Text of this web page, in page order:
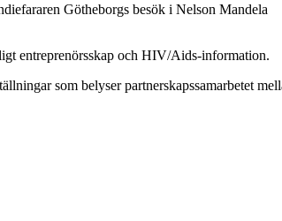
Götheborgs besök i Nelson Mandela
entreprenörsskap och HIV/Aids-information.
som belyser partnerskapssamarbetet